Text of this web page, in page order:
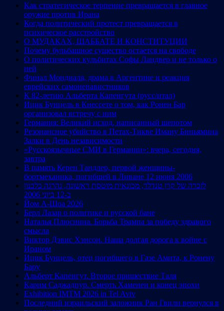
Как стратегическое терпение превращается в главное
оружие против Ирана
Когда политический протест превращается в
психическое расстройство
О МУДАКАХ, ШАББАТЕ И КОНСТИТУЦИИ
Почему бульбашное существо остается на свободе
О политических кульбитах Софы Ландвер и не только о
ней
Финал Мондиаля, драма в Аргентине и реакция
еврейских самоненавистников
К 82-летию Альберта Капенгута (русс/итал)
Ицик Бунцель в Кнессете о том, как Ронен Бар
организовал встречу с ним
Германия: Великий исход, написанный шепотом
Резонансное убийство в Петах-Тикве Иману Биньямина
Залки в День независимости
«Русскоязычные СМИ в Германии»: вчера, сегодня,
завтра
В память Керен Тандлер, первой женщины-
бортмеханика, погибшей в Ливане 12 июня 2006
לזכרה של קרן טנדלר, מכונאית מוטסת ראשונה, נהרגה בלבנון
ב-12 ביוני 2006
Йом А-Шоа 2026
Берл Лазар о политике и русской бане
Наталья Плюснина. Борьба Трампа за победу здравого
смысла
Виктор Дэвис Хэнсон. Наша долгая дорога к войне с
Ираном
Ицик Бунцель, отец погибшего в Газе Амита, к Ронену
Бару
Альберт Капенгут. Второе пришествие Таля
Карим Саджадпур. Смерть Хаменеи и конец эпохи
Exhibition IMTM 2026 in Tel Aviv
Последний израильский заложник Ран Гвили вернулся в